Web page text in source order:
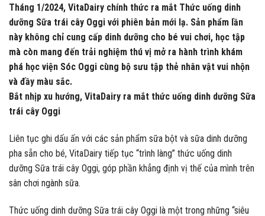
Tháng 1/2024, VitaDairy chính thức ra mắt Thức uống dinh
dưỡng Sữa trái cây Oggi với phiên bản mới lạ. Sản phẩm lần
này không chỉ cung cấp dinh dưỡng cho bé vui chơi, học tập
mà còn mang đến trải nghiệm thú vị mở ra hành trình khám
phá học viện Sóc Oggi cùng bộ sưu tập thẻ nhân vật vui nhộn
và đầy màu sắc.
Bắt nhịp xu hướng, VitaDairy ra mắt thức uống dinh dưỡng Sữa
trái cây Oggi
Liên tục ghi dấu ấn với các sản phẩm sữa bột và sữa dinh dưỡng
pha sẵn cho bé, VitaDairy tiếp tục “trình làng” thức uống dinh
dưỡng Sữa trái cây Oggi, góp phần khẳng định vị thế của mình trên
sân chơi ngành sữa.
Thức uống dinh dưỡng Sữa trái cây Oggi là một trong những “siêu